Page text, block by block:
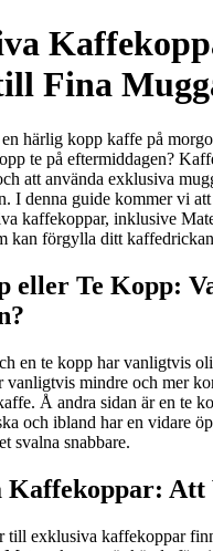
Fina
härlig kopp kaffe på
te på eftermiddagen?
att använda exklusiva
I denna guide kommer vi
kaffekoppar, inklusive
kan förgylla ditt
eller Te Kopp:
en te kopp har vanligtvis
vanligtvis mindre och mer
Å andra sidan är en te
och ibland har en vidare
svalna snabbare.
Kaffekoppar: Att
till exklusiva kaffekoppar